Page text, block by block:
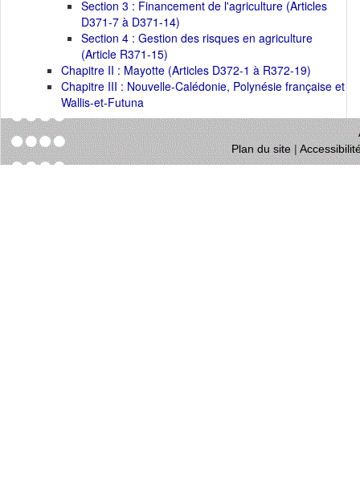
Section 3 : Financement de l'agriculture (Articles
D371-7 à D371-14)
Section 4 : Gestion des risques en agriculture
(Article R371-15)
Chapitre II : Mayotte (Articles D372-1 à R372-19)
Chapitre III : Nouvelle-Calédonie, Polynésie française et
Wallis-et-Futuna
Plan du site|